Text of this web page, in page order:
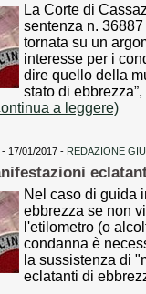
La Corte di
sentenza n.
tornata su un
interesse per i
dire quello della
stato di
a leggere)
- 17/01/2017 - REDAZIONE
Nel caso di guida
ebbrezza se non
l'etilometro (o
condanna è
la sussistenza di
eclatanti di